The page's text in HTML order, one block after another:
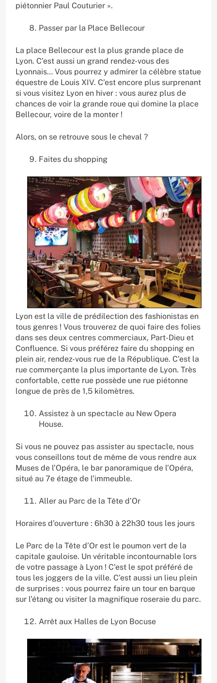
piétonnier Paul Couturier ».
Passer par la Place Bellecour
La place Bellecour est la plus grande place de
Lyon. C’est aussi un grand rendez-vous des
Lyonnais… Vous pourrez y admirer la célèbre statue
équestre de Louis XIV. C’est encore plus surprenant
si vous visitez Lyon en hiver : vous aurez plus de
chances de voir la grande roue qui domine la place
Bellecour, voire de la monter !
Alors, on se retrouve sous le cheval ?
Faites du shopping
Lyon est la ville de prédilection des fashionistas en
tous genres ! Vous trouverez de quoi faire des folies
dans ses deux centres commerciaux, Part-Dieu et
Confluence. Si vous préférez faire du shopping en
plein air, rendez-vous rue de la République. C’est la
rue commerçante la plus importante de Lyon. Très
confortable, cette rue possède une rue piétonne
longue de près de 1,5 kilomètres.
Assistez à un spectacle au New Opera
House.
Si vous ne pouvez pas assister au spectacle, nous
vous conseillons tout de même de vous rendre aux
Muses de l’Opéra, le bar panoramique de l’Opéra,
situé au 7e étage de l’immeuble.
Aller au Parc de la Tête d’Or
Horaires d’ouverture : 6h30 à 22h30 tous les jours
Le Parc de la Tête d’Or est le poumon vert de la
capitale gauloise. Un véritable incontournable lors
de votre passage à Lyon ! C’est le spot préféré de
tous les joggers de la ville. C’est aussi un lieu plein
de surprises : vous pourrez faire un tour en barque
sur l’étang ou visiter la magnifique roseraie du parc.
Arrêt aux Halles de Lyon Bocuse